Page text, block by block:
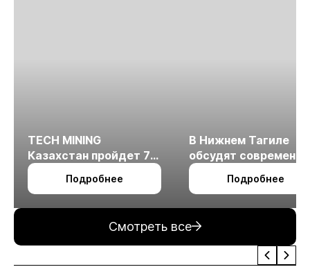
TECH MINING
Казахстан пройдет 7
октября в Алматы
Подробнее
В Нижнем Тагиле
обсудят
технологии
измельчения
Подробнее
Смотреть все